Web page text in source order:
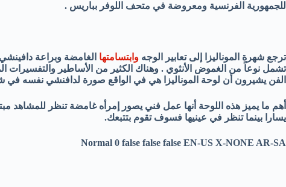
للجمهورية الفرنسية ومعروضة في متحف اللوفر بباريس .
ترجع شهرة الموناليزا إلى تعابير الوجه وابتسامتها الغامضة وبراعة
تشمل نوعاً من الغموض الأنثوي . وهناك الكثير من الأساطير والتفسيرات
الفن يشيرون أن لوحة الموناليزا هي في الواقع صورة لدافنشي نفسه في
أهم ما يميز هذه اللوحة أنها عمل فني يصور إمرأه غامضة تنظر للمشاهد
يسارا بينما تنظر في عينيها فسوف تقوم بتتبعك.
Normal 0 false false false EN-US X-NONE AR-SA